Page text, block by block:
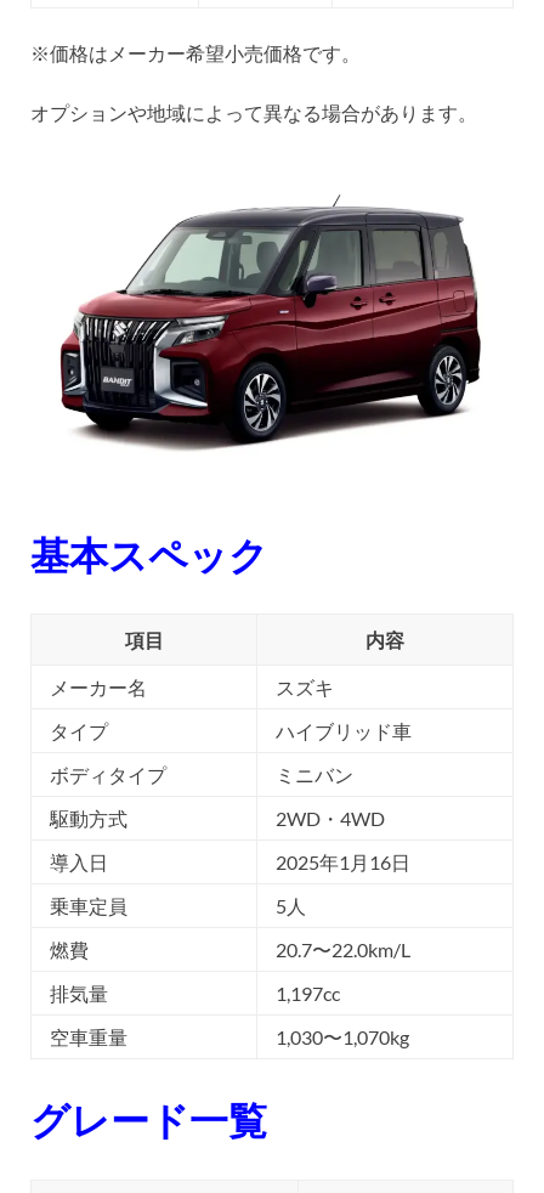
※価格はメーカー希望小売価格です。
オプションや地域によって異なる場合があります。
基本スペック
項目 内容
メーカー名
スズキ
タイプ
ハイブリッド車
ボディタイプ
ミニバン
駆動方式
2WD・4WD
導入日
2025年1月16日
乗車定員
5人
燃費
20.7〜22.0km/L
排気量
1,197cc
空車重量
1,030〜1,070kg
グレード一覧